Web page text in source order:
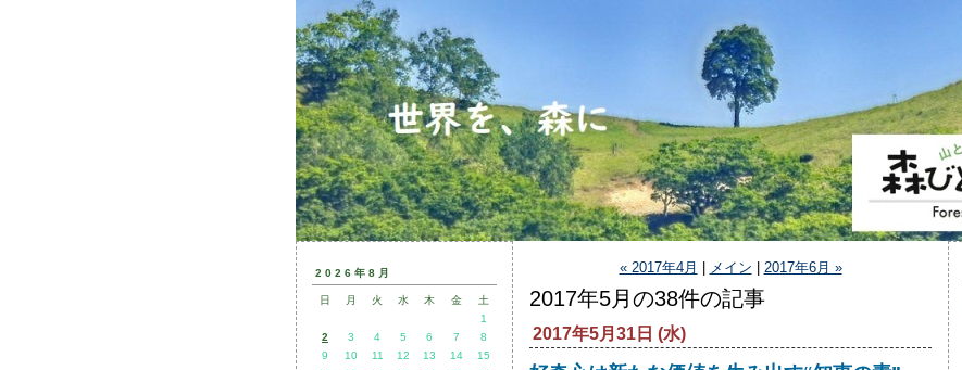
2026年8月
日 月 火 水 木 金
土
1
2
3 4 5 6 7
8
9
10 11 12 13 14
15
« 2017年4月 メイン 2017年6月 »
2017年5月の38件の記事
2017年5月31日 (水)